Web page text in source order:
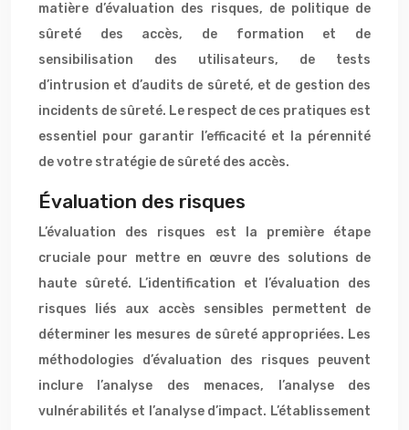
matière d’évaluation des risques, de politique de
sûreté des accès, de formation et de
sensibilisation des utilisateurs, de tests
d’intrusion et d’audits de sûreté, et de gestion des
incidents de sûreté. Le respect de ces pratiques est
essentiel pour garantir l’efficacité et la pérennité
de votre stratégie de sûreté des accès.
Évaluation des risques
L’évaluation des risques est la première étape
cruciale pour mettre en œuvre des solutions de
haute sûreté. L’identification et l’évaluation des
risques liés aux accès sensibles permettent de
déterminer les mesures de sûreté appropriées. Les
méthodologies d’évaluation des risques peuvent
inclure l’analyse des menaces, l’analyse des
vulnérabilités et l’analyse d’impact. L’établissement